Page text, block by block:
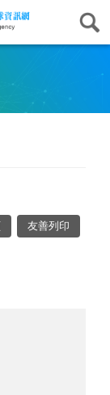
友善列印